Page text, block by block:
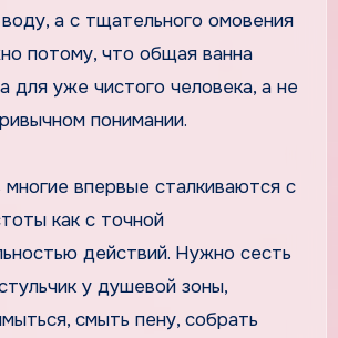
а с тщательного омовения
потому, что общая ванна
для уже чистого человека, а не
понимании.
впервые сталкиваются с
как с точной
действий. Нужно сесть
у душевой зоны,
смыть пену, собрать